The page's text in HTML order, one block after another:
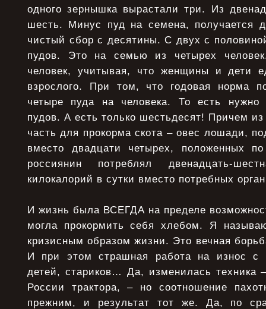
одного зернышка вырастали три. Из
шесть. Минус пуд на семена, получается
чистый сбор с десятины. С двух с
пудов. Это на семью из четырех
человек, учитывая, что женщины и дети
взрослого. При том, что годовая норма
четыре пуда на человека. То есть нужно
пудов. А есть только шестьдесят! Причем
часть для прокорма скота – овес лошади,
вместо двадцати четырех, положенных
россиянин потреблял двенадцать-
килокалорий в сутки вместо потребных
И жизнь была ВСЕГДА на пределе
могла прокормить себя хлебом. Я
кризисным образом жизни. Это вечная
И при этом страшная работа на износ с
детей, стариков… Да, изменилась техника
России трактора, – но соотношение
прежним, и результат тот же. Да, по